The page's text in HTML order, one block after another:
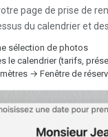
page de prise de
du calendrier et
sélection de photos
le calendrier (tarifs,
→ Fenêtre de